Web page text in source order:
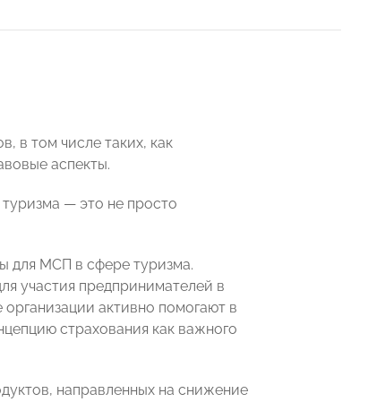
в том числе таких, как
аспекты.
— это не просто
для МСП в сфере туризма.
участия предпринимателей в
активно помогают в
страхования как важного
направленных на снижение